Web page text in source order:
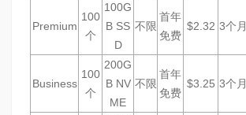
Premium
100
个
100G
B SS
D
不限
首年
免费
$2.32 3个月
Business
100
个
200G
B NV
ME
不限
首年
免费
$3.25 3个月